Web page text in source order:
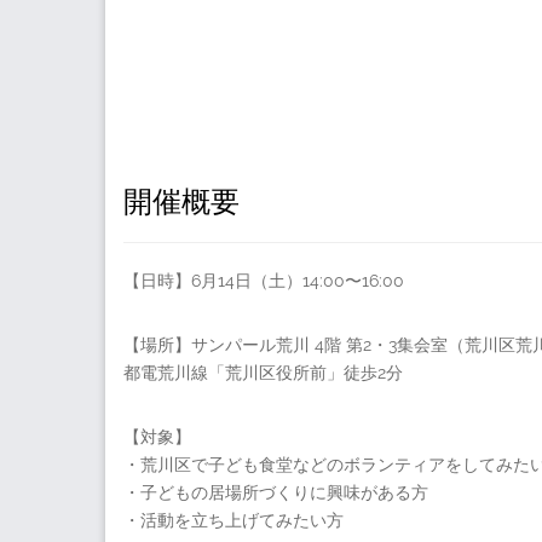
開催概要
【日時】6月14日（土）14:00〜16:00
【場所】サンパール荒川 4階 第2・3集会室（荒川区荒
都電荒川線「荒川区役所前」徒歩2分
【対象】
・荒川区で子ども食堂などのボランティアをしてみた
・子どもの居場所づくりに興味がある方
・活動を立ち上げてみたい方